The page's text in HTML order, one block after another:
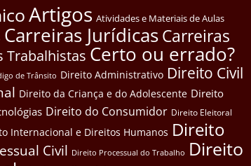
Artigos Atividades e Materiais de Aulas
Carreiras JurídicasCarreiras
Trabalhistas Certo ou errado?
de Trânsito Direito Administrativo Direito Civil
Direito da Criança e do Adolescente Direito
Direito do Consumidor Direito Eleitoral
Internacional e Direitos Humanos Direito
Civil Direito Processual do Trabalho Direito